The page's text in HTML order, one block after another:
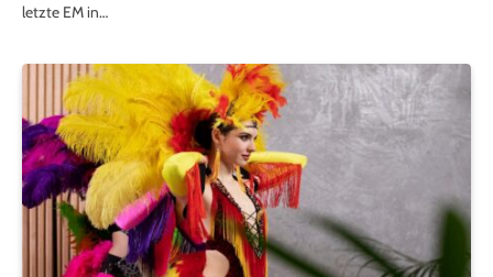
letzte EM in…